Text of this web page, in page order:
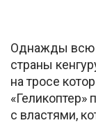
Однажды всю
страны
на тросе
«Геликоптер»
с властями,